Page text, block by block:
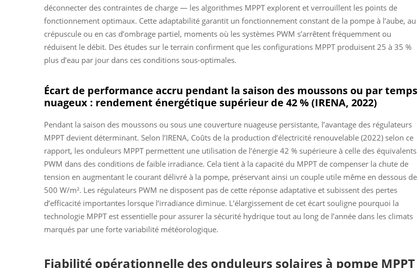
déconnecter des contraintes de charge — les algorithmes MPPT explorent et verrouillent les points de
fonctionnement optimaux. Cette adaptabilité garantit un fonctionnement constant de la pompe à l’aube, au
crépuscule ou en cas d’ombrage partiel, moments où les systèmes PWM s’arrêtent fréquemment ou
réduisent le débit. Des études sur le terrain confirment que les configurations MPPT produisent 25 à 35 %
plus d’eau par jour dans ces conditions sous-optimales.
Écart de performance accru pendant la saison des moussons ou par temps
nuageux : rendement énergétique supérieur de 42 % (IRENA, 2022)
Pendant la saison des moussons ou sous une couverture nuageuse persistante, l’avantage des régulateurs
MPPT devient déterminant. Selon l’IRENA, Coûts de la production d’électricité renouvelable (2022) selon ce
rapport, les onduleurs MPPT permettent une utilisation de l’énergie 42 % supérieure à celle des équivalents
PWM dans des conditions de faible irradiance. Cela tient à la capacité du MPPT de compenser la chute de
tension en augmentant le courant délivré à la pompe, préservant ainsi un couple utile même en dessous de
500 W/m². Les régulateurs PWM ne disposent pas de cette réponse adaptative et subissent des pertes
d’efficacité importantes lorsque l’irradiance diminue. L’élargissement de cet écart souligne pourquoi la
technologie MPPT est essentielle pour assurer la sécurité hydrique tout au long de l’année dans les climats
marqués par une forte variabilité météorologique.
Fiabilité opérationnelle des onduleurs solaires à pompe MPPT